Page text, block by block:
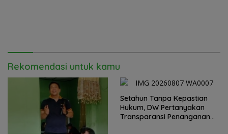
Rekomendasi untuk kamu
Setahun Tanpa Kepastian
Hukum, DW Pertanyakan
Transparansi Penanganan